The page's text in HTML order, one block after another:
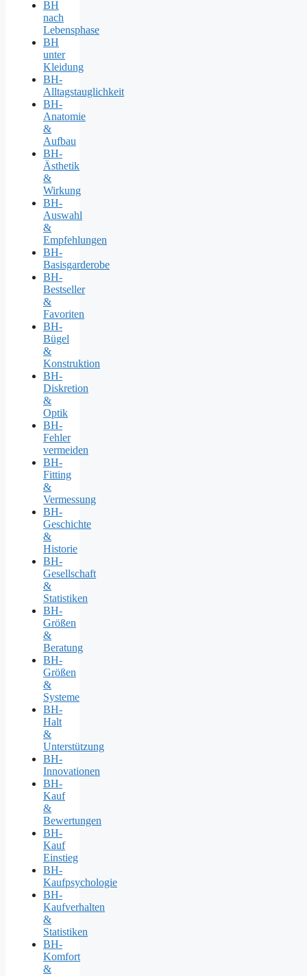
BH
nach
Lebensphase
BH
unter
Kleidung
BH-
Alltagstauglichkeit
BH-
Anatomie
&
Aufbau
BH-
Ästhetik
&
Wirkung
BH-
Auswahl
&
Empfehlungen
BH-
Basisgarderobe
BH-
Bestseller
&
Favoriten
BH-
Bügel
&
Konstruktion
BH-
Diskretion
&
Optik
BH-
Fehler
vermeiden
BH-
Fitting
&
Vermessung
BH-
Geschichte
&
Historie
BH-
Gesellschaft
&
Statistiken
BH-
Größen
&
Beratung
BH-
Größen
&
Systeme
BH-
Halt
&
Unterstützung
BH-
Innovationen
BH-
Kauf
&
Bewertungen
BH-
Kauf
Einstieg
BH-
Kaufpsychologie
BH-
Kaufverhalten
&
Statistiken
BH-
Komfort
&